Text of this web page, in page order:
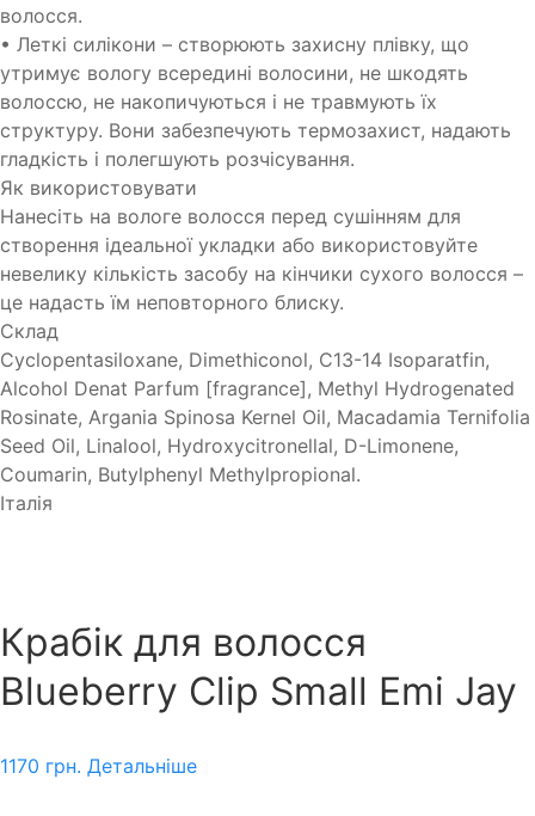
волосся.
• Леткі силікони – створюють захисну плівку, що
утримує вологу всередині волосини, не шкодять
волоссю, не накопичуються і не травмують їх
структуру. Вони забезпечують термозахист, надають
гладкість і полегшують розчісування.
Як використовувати
Нанесіть на вологе волосся перед сушінням для
створення ідеальної укладки або використовуйте
невелику кількість засобу на кінчики сухого волосся –
це надасть їм неповторного блиску.
Склад
Cyclopentasiloxane, Dimethiconol, C13-14 Isoparatfin,
Alcohol Denat Parfum [fragrance], Methyl Hydrogenated
Rosinate, Argania Spinosa Kernel Oil, Macadamia Ternifolia
Seed Oil, Linalool, Hydroxycitronellal, D-Limonene,
Coumarin, Butylphenyl Methylpropional.
Італія
Крабік для волосся
Blueberry Clip Small Emi Jay
1170 грн. Детальніше